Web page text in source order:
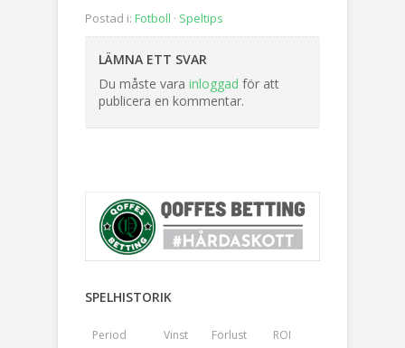
Postad i: Fotboll · Speltips
LÄMNA ETT SVAR
Du måste vara inloggad för att
publicera en kommentar.
SPELHISTORIK
Period Vinst Förlust
ROI